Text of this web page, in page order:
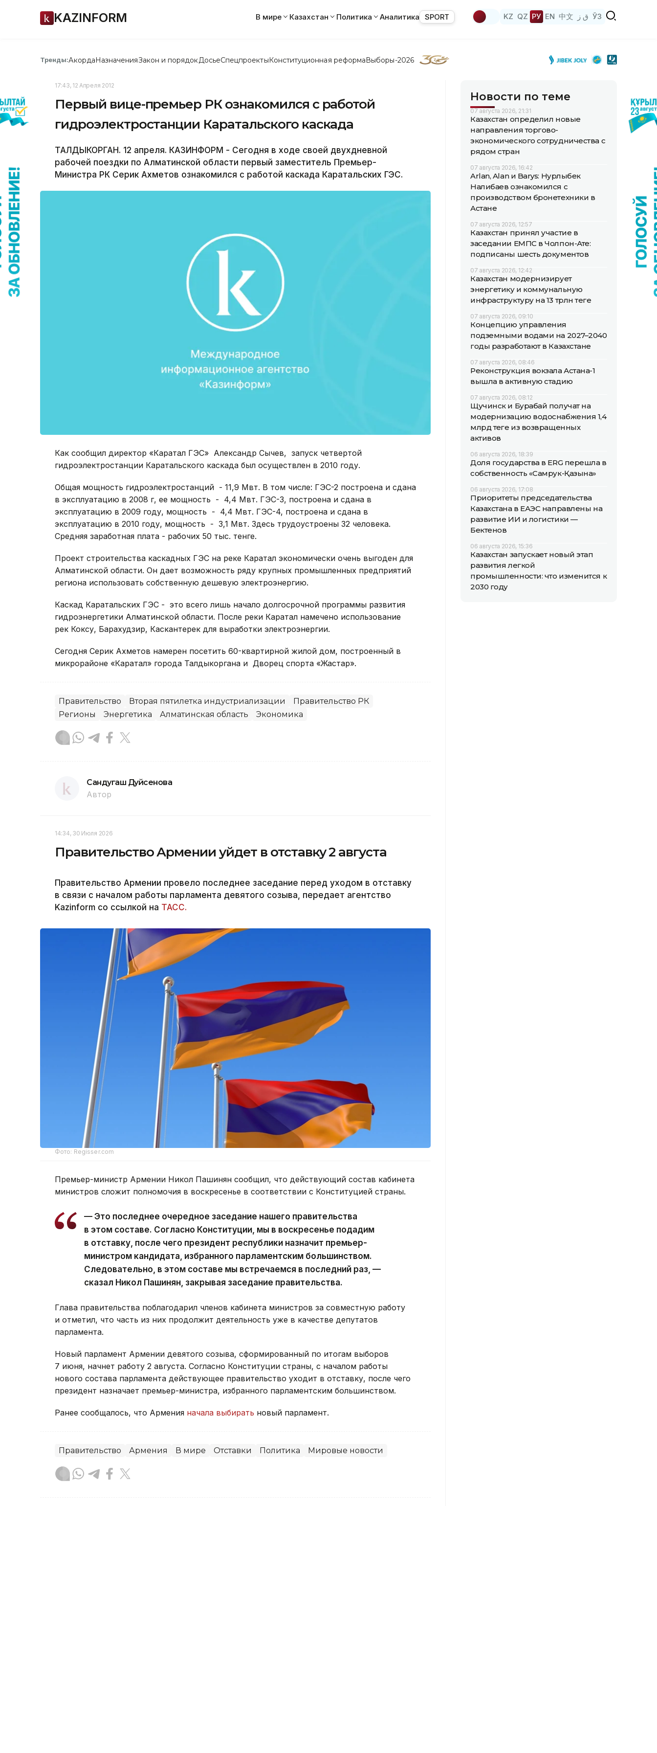
KAZINFORM В мире Казахстан Политика Аналитика SPORT KZ QZ РУ EN 中文 ق ز ЎЗ
Тренды:АкордаНазначенияЗакон и порядок ДосьеСпецпроектыКонституционная реформаВыборы-2026
17:43, 12 Апреля 2012
Первый вице-премьер РК ознакомился с работой
гидроэлектростанции Каратальского каскада
ТАЛДЫКОРГАН. 12 апреля. КАЗИНФОРМ - Сегодня в ходе своей двухдневной
рабочей поездки по Алматинской области первый заместитель Премьер-
Министра РК Серик Ахметов ознакомился с работой каскада Каратальских ГЭС.
Как сообщил директор «Каратал ГЭС» Александр Сычев, запуск четвертой
гидроэлектростанции Каратальского каскада был осуществлен в 2010 году.
Общая мощность гидроэлектростанций - 11,9 Мвт. В том числе: ГЭС-2 построена и сдана
в эксплуатацию в 2008 г, ее мощность - 4,4 Мвт. ГЭС-3, построена и сдана в
эксплуатацию в 2009 году, мощность - 4,4 Мвт. ГЭС-4, построена и сдана в
эксплуатацию в 2010 году, мощность - 3,1 Мвт. Здесь трудоустроены 32 человека.
Средняя заработная плата - рабочих 50 тыс. тенге.
Проект строительства каскадных ГЭС на реке Каратал экономически очень выгоден для
Алматинской области. Он дает возможность ряду крупных промышленных предприятий
региона использовать собственную дешевую электроэнергию.
Каскад Каратальских ГЭС - это всего лишь начало долгосрочной программы развития
гидроэнергетики Алматинской области. После реки Каратал намечено использование
рек Коксу, Барахудзир, Каскантерек для выработки электроэнергии.
Сегодня Серик Ахметов намерен посетить 60-квартирной жилой дом, построенный в
микрорайоне «Каратал» города Талдыкоргана и Дворец спорта «Жастар».
Правительство Вторая пятилетка индустриализации
Правительство РК
Регионы
Энергетика Алматинская область Экономика
Сандугаш Дуйсенова
Автор
14:34, 30 Июля 2026
Правительство Армении уйдет в отставку 2 августа
Правительство Армении провело последнее заседание перед уходом в отставку
в связи с началом работы парламента девятого созыва, передает агентство
Kazinform со ссылкой на ТАСС.
Фото: Regisser.com
Премьер-министр Армении Никол Пашинян сообщил, что действующий состав кабинета
министров сложит полномочия в воскресенье в соответствии с Конституцией страны.
— Это последнее очередное заседание нашего правительства
в этом составе. Согласно Конституции, мы в воскресенье подадим
в отставку, после чего президент республики назначит премьер-
министром кандидата, избранного парламентским большинством.
Следовательно, в этом составе мы встречаемся в последний раз, —
сказал Никол Пашинян, закрывая заседание правительства.
Глава правительства поблагодарил членов кабинета министров за совместную работу
и отметил, что часть из них продолжит деятельность уже в качестве депутатов
парламента.
Новый парламент Армении девятого созыва, сформированный по итогам выборов
7 июня, начнет работу 2 августа. Согласно Конституции страны, с началом работы
нового состава парламента действующее правительство уходит в отставку, после чего
президент назначает премьер-министра, избранного парламентским большинством.
Ранее сообщалось, что Армения начала выбирать новый парламент.
Правительство Армения В мире Отставки Политика Мировые новости
Новости по теме
07 августа 2026, 21:31
Казахстан определил новые
направления торгово-
экономического сотрудничества с
рядом стран
07 августа 2026, 16:42
Arlan, Alan и Barys: Нурлыбек
Налибаев ознакомился с
производством бронетехники в
Астане
07 августа 2026, 12:57
Казахстан принял участие в
заседании ЕМПС в Чолпон-Ате:
подписаны шесть документов
07 августа 2026, 12:42
Казахстан модернизирует
энергетику и коммунальную
инфраструктуру на 13 трлн теңге
07 августа 2026, 09:10
Концепцию управления
подземными водами на 2027–2040
годы разработают в Казахстане
07 августа 2026, 08:46
Реконструкция вокзала Астана-1
вышла в активную стадию
07 августа 2026, 08:12
Щучинск и Бурабай получат на
модернизацию водоснабжения 1,4
млрд теңге из возвращенных
активов
06 августа 2026, 18:39
Доля государства в ERG перешла в
собственность «Самрук-Қазына»
06 августа 2026, 17:08
Приоритеты председательства
Казахстана в ЕАЭС направлены на
развитие ИИ и логистики —
Бектенов
06 августа 2026, 15:36
Казахстан запускает новый этап
развития легкой
промышленности: что изменится к
2030 году